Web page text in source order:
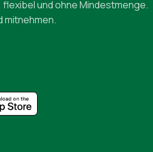
flexibel und ohne Mindestmenge.
mitnehmen.